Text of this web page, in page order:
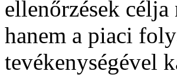
ellenőrzések célja
hanem a piaci
tevékenységével